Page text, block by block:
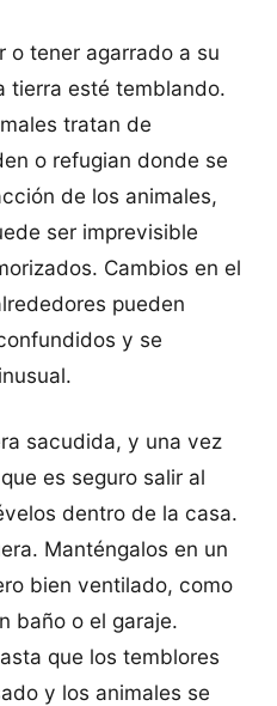
o tener agarrado a su
tierra esté temblando.
tratan de
o refugian donde se
de los animales,
ser imprevisible
Cambios en el
pueden
y se
sacudida, y una vez
es seguro salir al
dentro de la casa.
Manténgalos en un
bien ventilado, como
baño o el garaje.
que los temblores
y los animales se